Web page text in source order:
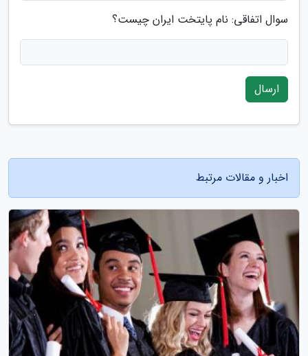
سوال اتفاقی: نام پایتخت ایران چیست؟
ارسال
اخبار و مقالات مرتبط